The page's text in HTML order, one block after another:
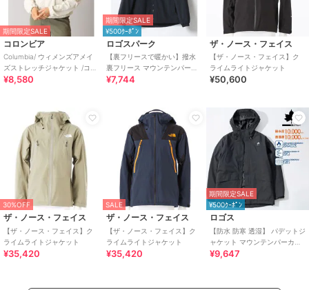
期間限定SALE
コロンビア
Columbia/ ウィメンズアメイ
ズストレッチジャケット /コロ
ンビア
¥8,580
期間限定SALE
¥500ｸｰﾎﾟﾝ
ロゴスパーク
【裏フリースで暖かい】撥水
裏フリース マウンテンパーカ
ー ジャンパー メンズ レディー
¥7,744
ザ・ノース・フェイス
【ザ・ノース・フェイス】ク
ライムライトジャケット
¥50,600
30%OFF
ザ・ノース・フェイス
【ザ・ノース・フェイス】ク
ライムライトジャケット
¥35,420
SALE
ザ・ノース・フェイス
【ザ・ノース・フェイス】ク
ライムライトジャケット
¥35,420
期間限定SALE
¥500ｸｰﾎﾟﾝ
ロゴス
【防水 防寒 透湿】 パデットジ
ャケット マウンテンパーカー
フーディー メンズ レディース
¥9,647